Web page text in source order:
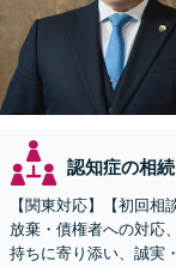
認知症の相続
【関東対応】【初回
放棄・債権者への対応
持ちに寄り添い、誠実